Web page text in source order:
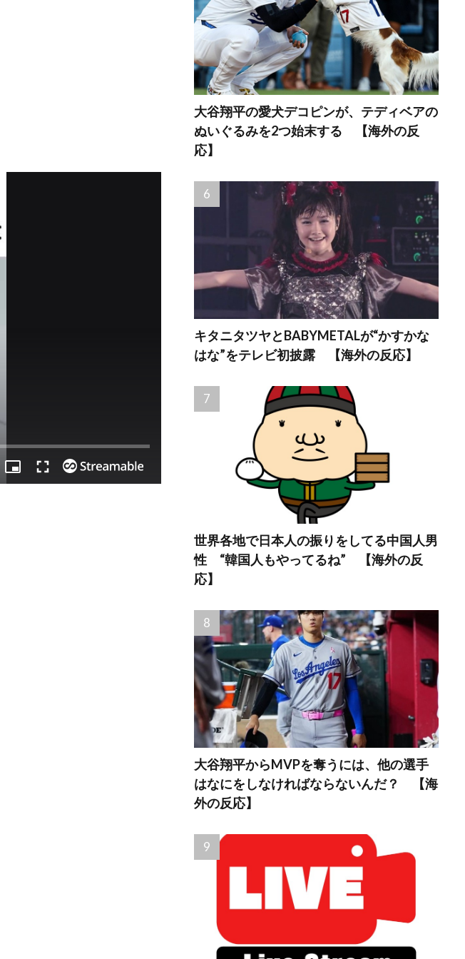
大谷翔平の愛犬デコピンが、テディベアの
ぬいぐるみを2つ始末する 【海外の反
応】
キタニタツヤとBABYMETALが“かすかな
はな”をテレビ初披露 【海外の反応】
世界各地で日本人の振りをしてる中国人男
性 “韓国人もやってるね” 【海外の反
応】
大谷翔平からMVPを奪うには、他の選手
はなにをしなければならないんだ？ 【海
外の反応】